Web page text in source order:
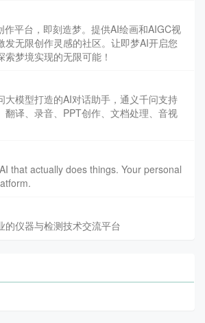
作平台，即刻造梦。提供AI绘画和AIGC视
发无限创作灵感的社区。让即梦AI开启您
梦境实现的无限可能！
大模型打造的AI对话助手，通义千问支持
翻译、录音、PPT创作、文档处理、音视
that actually does things. Your personal
的仪器与检测技术交流平台